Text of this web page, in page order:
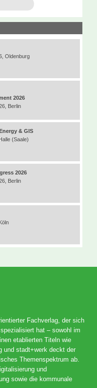
Oldenburg
2026
Berlin
& GIS
(Saale)
2026
Berlin
Fachverlag, der sich
hat – sowohl im
etablierten Titeln wie
und stadt+werk deckt der
Themenspektrum ab.
und
sowie die kommunale